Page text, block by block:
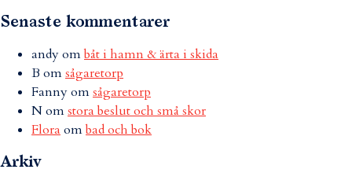
Senaste kommentarer
andyombåt i hamn & ärta i skida
B omsågaretorp
Fannyomsågaretorp
Nomstora beslut och små skor
Flora ombad och bok
Arkiv